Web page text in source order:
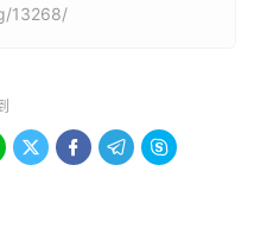
13268/
   